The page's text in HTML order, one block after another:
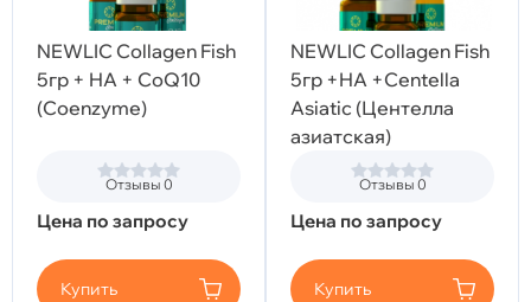
NEWLIC Collagen Fish
5гр + HA + CoQ10
(Coenzyme)
Отзывы 0
Цена по запросу
Купить
NEWLIC Collagen Fish
5гр +HA +Centella
Asiatic (Центелла
азиатская)
Отзывы 0
Цена по запросу
Купить